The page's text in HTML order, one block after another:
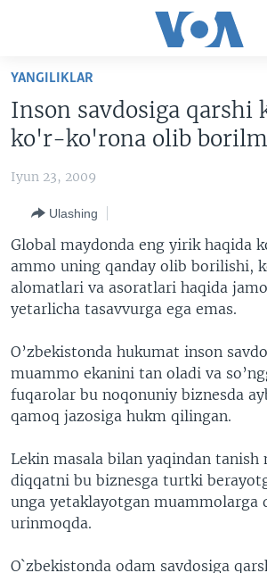
Boshiga
Qidiruvga
o'ting
AMERIKA
VATANDOSHLAR
MULTIMEDIA
AMERIKA MANZARALARI
XALQARO HAYOT
VASHINGTON CHOYXONASI
MOBIL-SALOM!
VIDEO
IJTIMOIY TARMOQLAR
FACEBOOK
YOUTUBE
INSTAGRAM
ODNOKLASSNIKI
TWITTER
SOUNDCLOUD
INGLIZ TILI DARSLARI
EDITORIAL
Learning English
VOA
YANGILIKLAR
Inson savdosiga qarshi
ko'r-ko'rona olib
Iyun 23, 2009
Ulashing
Global maydonda eng yirik haqida
ammo uning qanday olib borilishi,
alomatlari va asoratlari haqida
yetarlicha tasavvurga ega emas.
O’zbekistonda hukumat inson
muammo ekanini tan oladi va
fuqarolar bu noqonuniy biznesda
qamoq jazosiga hukm qilingan.
Lekin masala bilan yaqindan tanish
diqqatni bu biznesga turtki
unga yetaklayotgan muammolarga
urinmoqda.
O`zbekistonda odam savdosiga